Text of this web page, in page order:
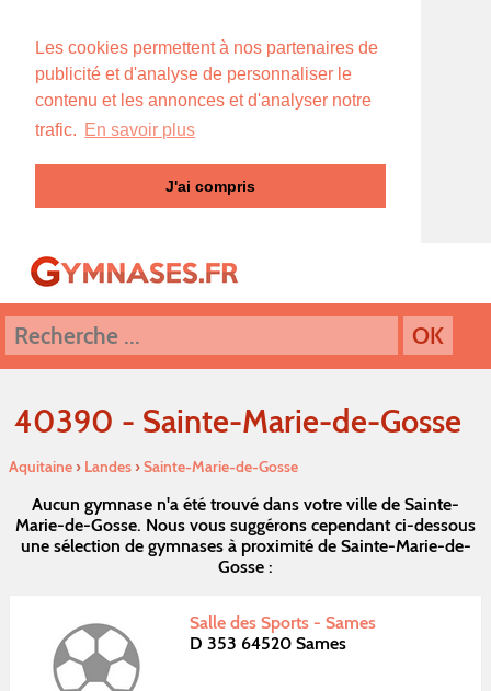
Les cookies permettent à nos partenaires de
publicité et d'analyse de personnaliser le
contenu et les annonces et d'analyser notre
trafic. En savoir plus
J'ai compris
40390 - Sainte-Marie-de-Gosse
Aquitaine› Landes›Sainte-Marie-de-Gosse
Aucun gymnase n'a été trouvé dans votre ville de Sainte-
Marie-de-Gosse. Nous vous suggérons cependant ci-dessous
une sélection de gymnases à proximité de Sainte-Marie-de-
Gosse :
Salle des Sports - Sames
D 353 64520 Sames